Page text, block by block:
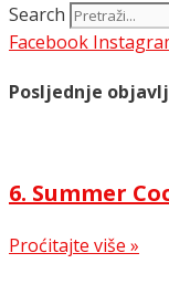
Search
Facebook
Posljednje
6. Summer
Proćitajte više »